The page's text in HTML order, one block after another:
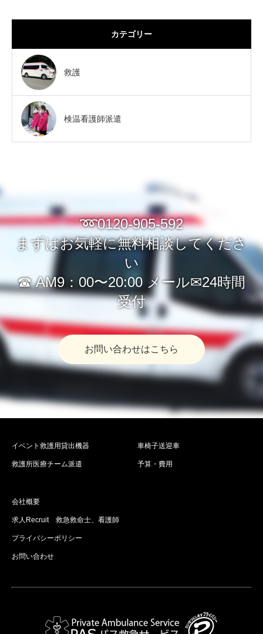
カテゴリー
救護
検温看護師派遣
➿0120-905-592
まずはお気軽に無料相談してくださ
い
☎︎ AM9：00〜20:00 メール✉︎24時間
受付
お問い合わせはこちら
イベント救護用貸出機器
救護所医療チーム派遣
車椅子送迎車
予算・費用
会社概要
求人Recruit 救急救命士、看護師
プライバシーポリシー
お問い合わせ